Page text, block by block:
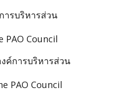
ารบริหารส่วน
Council
ค์การบริหารส่วน
PAO Council